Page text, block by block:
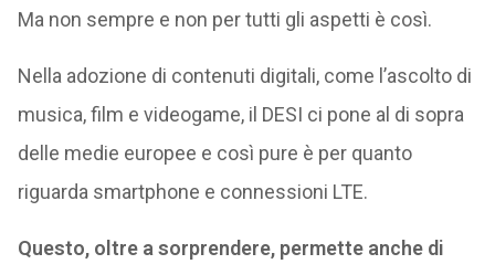
Ma non sempre e non per tutti gli aspetti è così.
Nella adozione di contenuti digitali, come l’ascolto di
musica, film e videogame, il DESI ci pone al di sopra
delle medie europee e così pure è per quanto
riguarda smartphone e connessioni LTE.
Questo, oltre a sorprendere, permette anche di